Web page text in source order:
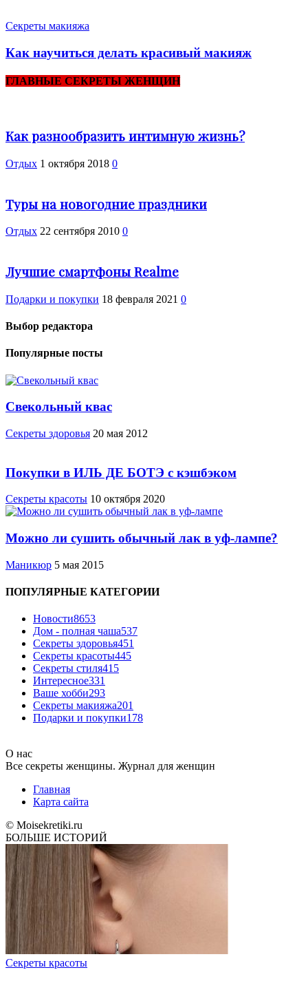
Секреты макияжа
Как научиться делать красивый макияж
ГЛАВНЫЕ СЕКРЕТЫ ЖЕНЩИН
Как разнообразить интимную жизнь?
Отдых 1 октября 2018 0
Туры на новогодние праздники
Отдых 22 сентября 2010 0
Лучшие смартфоны Realme
Подарки и покупки 18 февраля 2021 0
Выбор редактора
Популярные посты
Свекольный квас
Cекреты здоровья 20 мая 2012
Покупки в ИЛЬ ДЕ БОТЭ с кэшбэком
Секреты красоты 10 октября 2020
Можно ли сушить обычный лак в уф-лампе?
Маникюр 5 мая 2015
ПОПУЛЯРНЫЕ КАТЕГОРИИ
Новости8653
Дом - полная чаша537
Cекреты здоровья451
Секреты красоты445
Секреты стиля415
Интересное331
Ваше хобби293
Секреты макияжа201
Подарки и покупки178
О нас
Все секреты женщины. Журнал для женщин
Главная
Карта сайта
© Moisekretiki.ru
БОЛЬШЕ ИСТОРИЙ
Секреты красоты